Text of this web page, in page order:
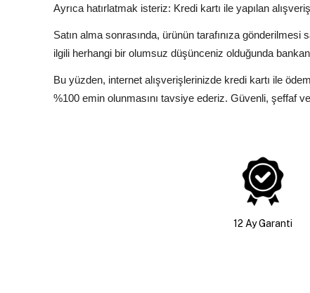
Ayrıca hatırlatmak isteriz: Kredi kartı ile yapılan
Satın alma sonrasında, ürünün tarafınıza
ilgili herhangi bir olumsuz düşünceniz olduğunda
Bu yüzden, internet alışverişlerinizde kredi kartı ile
%100 emin olunmasını tavsiye ederiz. Güvenli, şeffaf
12 Ay Garanti